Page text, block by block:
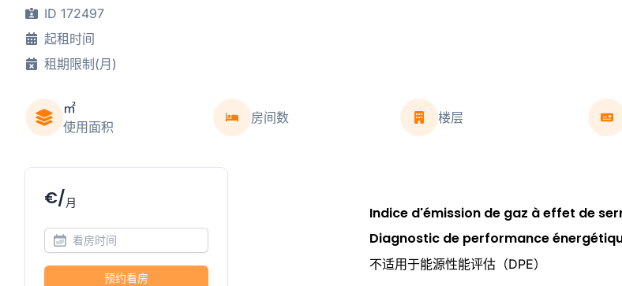
ID 172497
起租时间
租期限制(月)
㎡
使用面积
房间数 楼层
€/月
预约看房
Indice d'émission de gaz à effet de
Diagnostic de performance
不适用于能源性能评估（DPE）